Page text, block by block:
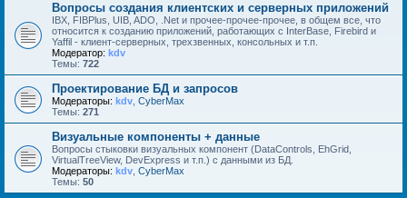
Вопросы создания клиентских и серверных приложений
IBX, FIBPlus, UIB, ADO, .Net и прочее-прочее-прочее, в общем все, что
относится к созданию приложений, работающих с InterBase, Firebird и
Yaffil - клиент-серверных, трехзвенных, консольных и т.п.
Модератор: kdv
Темы: 722
Проектирование БД и запросов
Модераторы: kdv CyberMax
Темы: 271
Визуальные компоненты + данные
Вопросы стыковки визуальных компонент (DataControls, EhGrid,
VirtualTreeView, DevExpress и т.п.) с данными из БД.
Модераторы: kdv CyberMax
Темы: 50